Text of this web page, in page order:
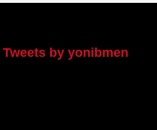
Tweets by yonibmen